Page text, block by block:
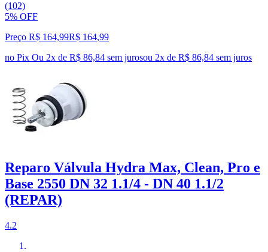
(102)
5% OFF
Preço R$ 164,99R$ 164,99
no Pix Ou 2x de R$ 86,84 sem jurosou 2x de R$ 86,84 sem juros
Reparo Válvula Hydra Max, Clean, Pro e
Base 2550 DN 32 1.1/4 - DN 40 1.1/2
(REPAR)
4.2